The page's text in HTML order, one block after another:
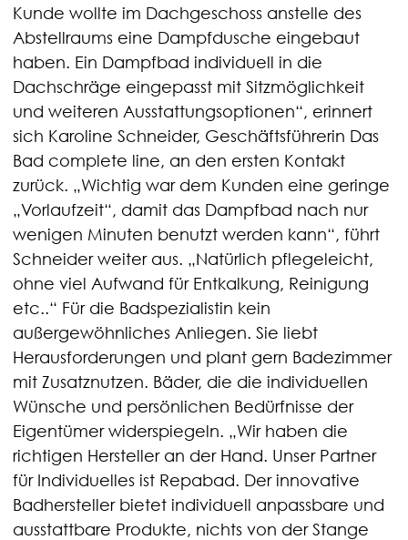
Kunde wollte im Dachgeschoss anstelle des
Abstellraums eine Dampfdusche eingebaut
haben. Ein Dampfbad individuell in die
Dachschräge eingepasst mit Sitzmöglichkeit
und weiteren Ausstattungsoptionen“, erinnert
sich Karoline Schneider, Geschäftsführerin Das
Bad complete line, an den ersten Kontakt
zurück. „Wichtig war dem Kunden eine geringe
„Vorlaufzeit“, damit das Dampfbad nach nur
wenigen Minuten benutzt werden kann“, führt
Schneider weiter aus. „Natürlich pflegeleicht,
ohne viel Aufwand für Entkalkung, Reinigung
etc..“ Für die Badspezialistin kein
außergewöhnliches Anliegen. Sie liebt
Herausforderungen und plant gern Badezimmer
mit Zusatznutzen. Bäder, die die individuellen
Wünsche und persönlichen Bedürfnisse der
Eigentümer widerspiegeln. „Wir haben die
richtigen Hersteller an der Hand. Unser Partner
für Individuelles ist Repabad. Der innovative
Badhersteller bietet individuell anpassbare und
ausstattbare Produkte, nichts von der Stange